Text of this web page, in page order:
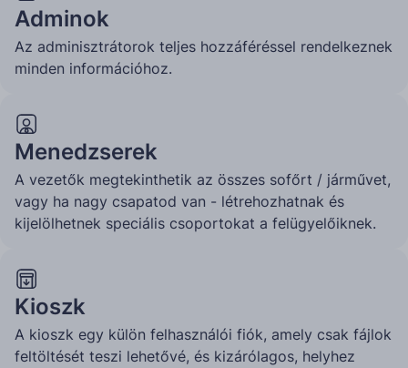
Adminok
Az adminisztrátorok teljes hozzáféréssel rendelkeznek
minden információhoz.
Menedzserek
A vezetők megtekinthetik az összes sofőrt / járművet,
vagy ha nagy csapatod van - létrehozhatnak és
kijelölhetnek speciális csoportokat a felügyelőiknek.
Kioszk
A kioszk egy külön felhasználói fiók, amely csak fájlok
feltöltését teszi lehetővé, és kizárólagos, helyhez